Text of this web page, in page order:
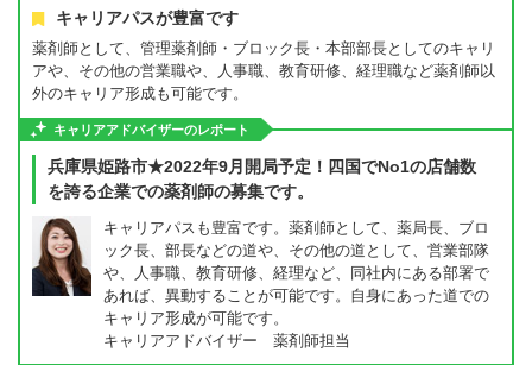
キャリアパスが豊富です
薬剤師として、管理薬剤師・ブロック長・本部部長としてのキャリ
アや、その他の営業職や、人事職、教育研修、経理職など薬剤師以
外のキャリア形成も可能です。
キャリアアドバイザーのレポート
兵庫県姫路市★2022年9月開局予定！四国でNo1の店舗数
を誇る企業での薬剤師の募集です。
キャリアパスも豊富です。薬剤師として、薬局長、ブロ
ック長、部長などの道や、その他の道として、営業部隊
や、人事職、教育研修、経理など、同社内にある部署で
あれば、異動することが可能です。自身にあった道での
キャリア形成が可能です。
キャリアアドバイザー 薬剤師担当